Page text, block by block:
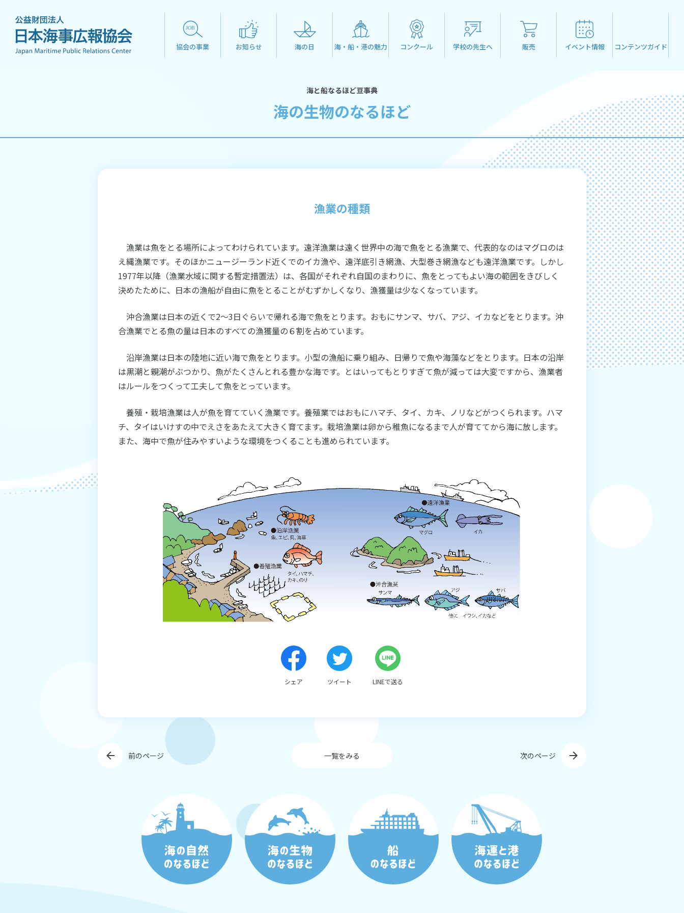
協会の事業 お知らせ 海の日 海・船・港の魅力 コンクール 学校の先生へ 販売 イベント情報 コンテンツガイド
海と船なるほど豆事典
海の生物のなるほど
漁業の種類
漁業は魚をとる場所によってわけられています。遠洋漁業は遠く世界中の海で魚をとる漁業で、代表的なのはマグロのは
え縄漁業です。そのほかニュージーランド近くでのイカ漁や、遠洋底引き網漁、大型巻き網漁なども遠洋漁業です。しかし
1977年以降（漁業水域に関する暫定措置法）は、各国がそれぞれ自国のまわりに、魚をとってもよい海の範囲をきびしく
決めたために、日本の漁船が自由に魚をとることがむずかしくなり、漁獲量は少なくなっています。
沖合漁業は日本の近くで2～3日ぐらいで帰れる海で魚をとります。おもにサンマ、サバ、アジ、イカなどをとります。沖
合漁業でとる魚の量は日本のすべての漁獲量の６割を占めています。
沿岸漁業は日本の陸地に近い海で魚をとります。小型の漁船に乗り組み、日帰りで魚や海藻などをとります。日本の沿岸
は黒潮と親潮がぶつかり、魚がたくさんとれる豊かな海です。とはいってもとりすぎて魚が減っては大変ですから、漁業者
はルールをつくって工夫して魚をとっています。
養殖・栽培漁業は人が魚を育てていく漁業です。養殖業ではおもにハマチ、タイ、カキ、ノリなどがつくられます。ハマ
チ、タイはいけすの中でえさをあたえて大きく育てます。栽培漁業は卵から稚魚になるまで人が育ててから海に放します。
また、海中で魚が住みやすいような環境をつくることも進められています。
シェア ツイート LINEで送る
前のページ 一覧をみる 次のページ